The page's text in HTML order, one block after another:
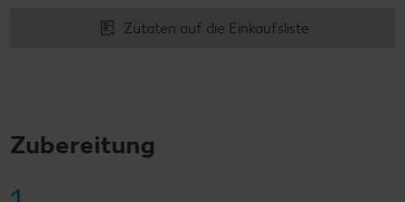
Zutaten auf die Einkaufsliste
Zubereitung